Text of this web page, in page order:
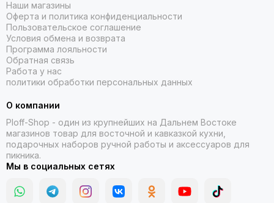
Наши магазины
Оферта и политика конфиденциальности
Пользовательское соглашение
Условия обмена и возврата
Программа лояльности
Обратная связь
Работа у нас
политики обработки персональных данных
О компании
Ploff-Shop - один из крупнейших на Дальнем Востоке
магазинов товар для восточной и кавказкой кухни,
подарочных наборов ручной работы и аксессуаров для
пикника.
Мы в социальных сетях